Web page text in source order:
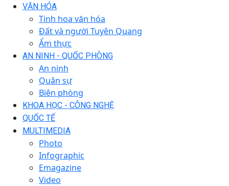
VĂN HÓA
Tinh hoa văn hóa
Đất và người Tuyên Quang
Ẩm thực
AN NINH - QUỐC PHÒNG
An ninh
Quân sự
Biên phòng
KHOA HỌC - CÔNG NGHỆ
QUỐC TẾ
MULTIMEDIA
Photo
Infographic
Emagazine
Video